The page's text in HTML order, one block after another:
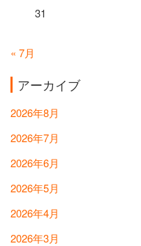
31
« 7月
アーカイブ
2026年8月
2026年7月
2026年6月
2026年5月
2026年4月
2026年3月